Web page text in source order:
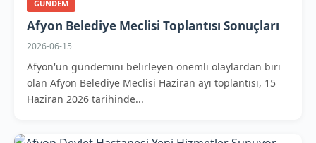
GUNDEM
Afyon Belediye Meclisi Toplantısı Sonuçları
2026-06-15
Afyon'un gündemini belirleyen önemli olaylardan biri
olan Afyon Belediye Meclisi Haziran ayı toplantısı, 15
Haziran 2026 tarihinde...